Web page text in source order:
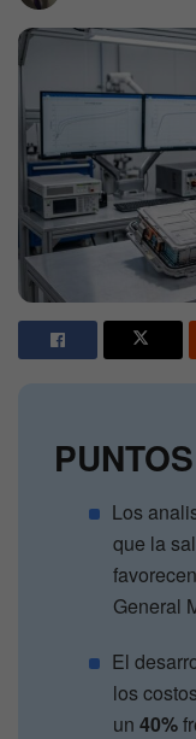
Los
que la
General
El
los
un40%